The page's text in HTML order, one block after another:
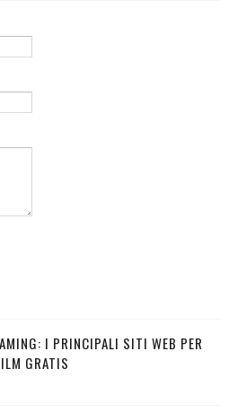
I PRINCIPALI SITI WEB PER
GRATIS